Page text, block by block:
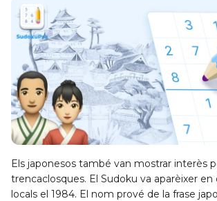
Els japonesos també van mostrar interès
trencaclosques. El Sudoku va aparèixer en
locals el 1984. El nom prové de la frase